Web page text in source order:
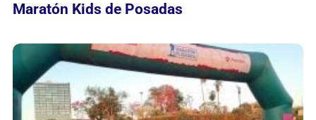
Maratón Kids de Posadas